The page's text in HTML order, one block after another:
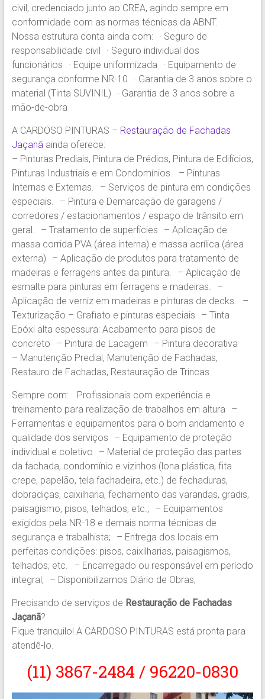
civil, credenciado junto ao CREA, agindo sempre em
conformidade com as normas técnicas da ABNT.
Nossa estrutura conta ainda com: · Seguro de
responsabilidade civil · Seguro individual dos
funcionários · Equipe uniformizada · Equipamento de
segurança conforme NR-10 · Garantia de 3 anos sobre o
material (Tinta SUVINIL) · Garantia de 3 anos sobre a
mão-de-obra
A CARDOSO PINTURAS – Restauração de Fachadas
Jaçanã ainda oferece:
– Pinturas Prediais, Pintura de Prédios, Pintura de Edifícios,
Pinturas Industriais e em Condomínios. – Pinturas
Internas e Externas. – Serviços de pintura em condições
especiais. – Pintura e Demarcação de garagens /
corredores / estacionamentos / espaço de trânsito em
geral. – Tratamento de superfícies – Aplicação de
massa corrida PVA (área interna) e massa acrílica (área
externa) – Aplicação de produtos para tratamento de
madeiras e ferragens antes da pintura. – Aplicação de
esmalte para pinturas em ferragens e madeiras. –
Aplicação de verniz em madeiras e pinturas de decks. –
Texturização – Grafiato e pinturas especiais – Tinta
Epóxi alta espessura: Acabamento para pisos de
concreto – Pintura de Lacagem – Pintura decorativa
– Manutenção Predial, Manutenção de Fachadas,
Restauro de Fachadas, Restauração de Trincas
Sempre com: Profissionais com experiência e
treinamento para realização de trabalhos em altura –
Ferramentas e equipamentos para o bom andamento e
qualidade dos serviços – Equipamento de proteção
individual e coletivo – Material de proteção das partes
da fachada, condomínio e vizinhos (lona plástica, fita
crepe, papelão, tela fachadeira, etc.) de fechaduras,
dobradiças, caixilharia, fechamento das varandas, gradis,
paisagismo, pisos, telhados, etc.; – Equipamentos
exigidos pela NR-18 e demais norma técnicas de
segurança e trabalhista; – Entrega dos locais em
perfeitas condições: pisos, caixilharias, paisagismos,
telhados, etc. – Encarregado ou responsável em período
integral; – Disponibilizamos Diário de Obras;
Precisando de serviços de Restauração de Fachadas
Jaçanã?
Fique tranquilo! A CARDOSO PINTURAS está pronta para
atendê-lo.
(11) 3867-2484 / 96220-0830